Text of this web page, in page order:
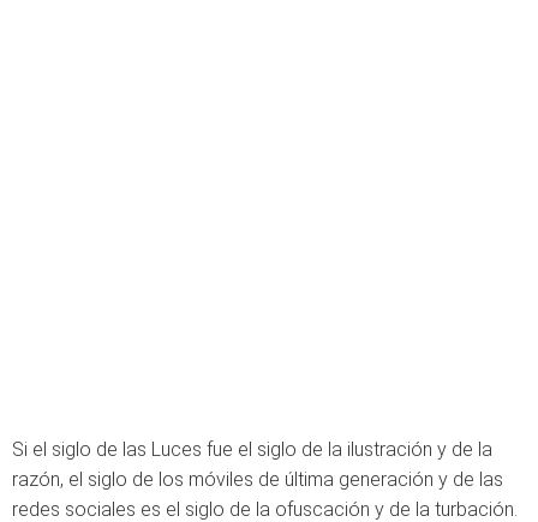
Si el siglo de las Luces fue el siglo de la ilustración y de la
razón, el siglo de los móviles de última generación y de las
redes sociales es el siglo de la ofuscación y de la turbación.